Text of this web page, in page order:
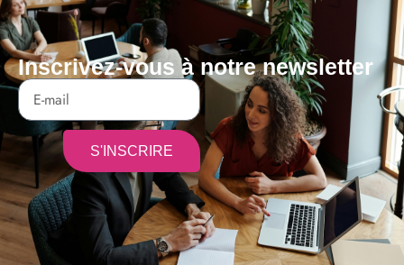
Inscrivez-vous à notre newsletter
S'INSCRIRE
Alternative: